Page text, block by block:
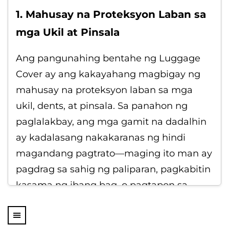
1. Mahusay na Proteksyon Laban sa
mga Ukil at Pinsala
Ang pangunahing bentahe ng Luggage
Cover ay ang kakayahang magbigay ng
mahusay na proteksyon laban sa mga
ukil, dents, at pinsala. Sa panahon ng
paglalakbay, ang mga gamit na dadalhin
ay kadalasang nakakaranas ng hindi
magandang pagtrato—maging ito man ay
pagdrag sa sahig ng paliparan, pagkabitin
kasama ng ibang bag, o pagtapon sa